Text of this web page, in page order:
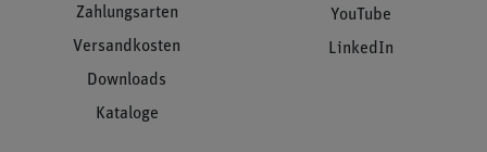
Zahlungsarten
Versandkosten
Downloads
Kataloge
YouTube
LinkedIn